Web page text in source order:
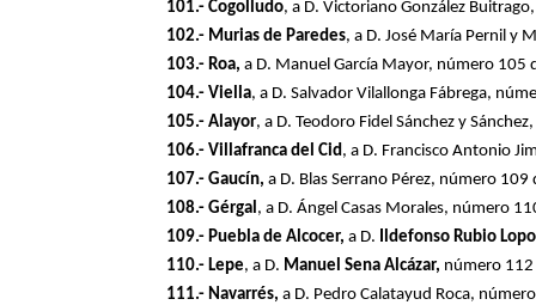
101.- Cogolludo, a D. Victoriano González
102.- Murias de Paredes, a D. José María Pernil y
103.- Roa, a D. Manuel García Mayor, número
104.- Viella, a D. Salvador Vilallonga Fábrega,
105.- Alayor, a D. Teodoro Fidel Sánchez y
106.- Villafranca del Cid , a D. Francisco Antonio
107.- Gaucín, a D. Blas Serrano Pérez, número
108.- Gérgal , a D. Ángel Casas Morales, número
109.- Puebla de Alcocer, a D.
Ildefonso Rubio Lopo
110.- Lepe, a D. Manuel Sena Alcázar, número
111.- Navarrés,a D. Pedro Calatayud Roca,